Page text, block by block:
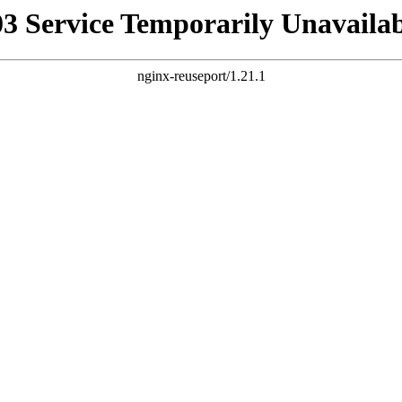
Service Temporarily
nginx-reuseport/1.21.1